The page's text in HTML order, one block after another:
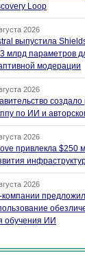
Loop
2026
выпустила
млрд параметров
модерации
2026
по ИИ и
2026
привлекла $250
2026
компании
обучения ИИ